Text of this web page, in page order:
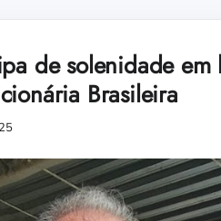
de solenidade
Brasileira